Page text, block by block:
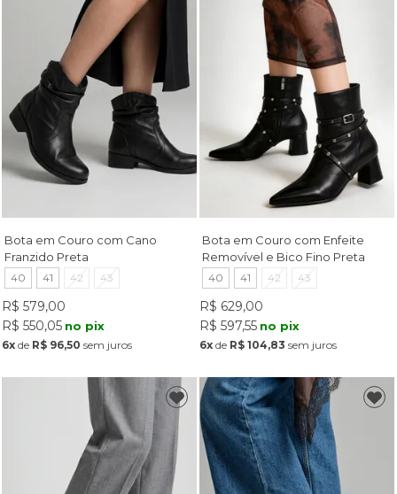
Bota em Couro com Cano
Franzido Preta
40 41 42 43
R$ 579,00
R$ 550,05 no pix
6xde R$ 96,50 sem juros
Bota em Couro com Enfeite
Removível e Bico Fino Preta
40 41 42 43
R$ 629,00
R$ 597,55 no pix
6x de R$ 104,83 sem juros